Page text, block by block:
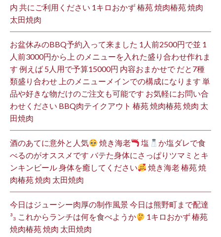
内 共にご利用ください 1キロおかず 椿苑 焼肉椿苑 焼肉
太田焼肉
お盆休みのBBQ予約入って来ました 1人前2500円で並 1
人前3000円から上 のメニューを入れた盛り合わせ作れま
す 例えば 5人用で予算15000円 内容おまかせで だと7種
類盛り合わせ 上のメニューメインでの構成になります 単
品や好きな物だけのご注文も可能です お気軽にお問い合
わせください BBQ肉テイクアウト 椿苑 焼肉椿苑 焼肉 太
田焼肉
酒のあてに意外と人気 焼き海老 塩
か塩ダレで食
べるのがオススメです バテた身体にさっぱりツマミとキ
ンキンビール 身体を癒してください
焼き海老 椿苑 焼
肉椿苑 焼肉 太田焼肉
今日はジューシー肉厚の制作風景 今日は熊野町まで配達
³₃ これからランチは何を食べようか
1キロおかず 椿苑
焼肉椿苑 焼肉 太田焼肉